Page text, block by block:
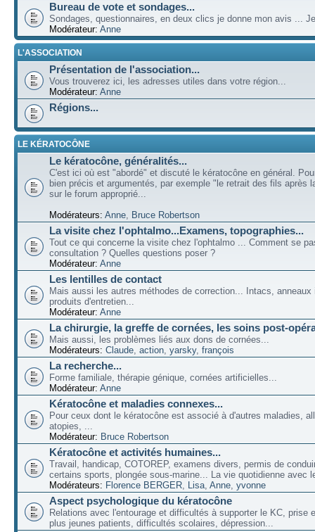
Bureau de vote et sondages...
Sondages, questionnaires, en deux clics je donne mon avis ...
Modérateur: Anne
L'ASSOCIATION
Présentation de l'association...
Vous trouverez ici, les adresses utiles dans votre région...
Modérateur: Anne
Régions...
LE KÉRATOCÔNE
Le kératocône, généralités...
C'est ici où est "abordé" et discuté le kératocône en général.
bien précis et argumentés, par exemple "le retrait des fils après
sur le forum approprié...
Modérateurs: Anne, Bruce Robertson
La visite chez l'ophtalmo...Examens, topographies...
Tout ce qui concerne la visite chez l'ophtalmo ... Comment se
consultation ? Quelles questions poser ?
Modérateur: Anne
Les lentilles de contact
Mais aussi les autres méthodes de correction... Intacs, anneaux
produits d'entretien...
Modérateur: Anne
La chirurgie, la greffe de cornées, les soins post-
Mais aussi, les problèmes liés aux dons de cornées...
Modérateurs: Claude, action, yarsky, françois
La recherche...
Forme familiale, thérapie génique, cornées artificielles...
Modérateur: Anne
Kératocône et maladies connexes...
Pour ceux dont le kératocône est associé à d'autres maladies,
atopies, ...
Modérateur: Bruce Robertson
Kératocône et activités humaines...
Travail, handicap, COTOREP, examens divers, permis de
certains sports, plongée sous-marine... La vie quotidienne avec
Modérateurs: Florence BERGER, Lisa, Anne, yvonne
Aspect psychologique du kératocône
Relations avec l'entourage et difficultés à supporter le KC, prise
plus jeunes patients, difficultés scolaires, dépression...